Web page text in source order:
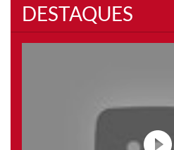
DESTAQUES